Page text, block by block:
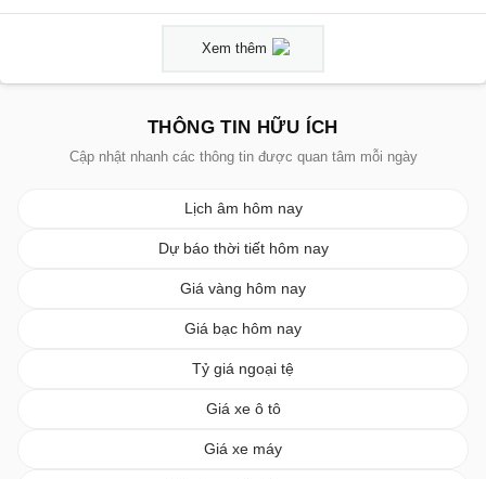
Xem thêm
THÔNG TIN HỮU ÍCH
Cập nhật nhanh các thông tin được quan tâm mỗi ngày
Lịch âm hôm nay
Dự báo thời tiết hôm nay
Giá vàng hôm nay
Giá bạc hôm nay
Tỷ giá ngoại tệ
Giá xe ô tô
Giá xe máy